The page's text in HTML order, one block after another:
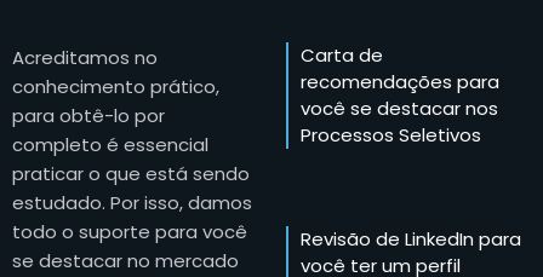
Acreditamos no
conhecimento prático,
para obtê-lo por
completo é essencial
praticar o que está sendo
estudado. Por isso, damos
todo o suporte para você
se destacar no mercado
Carta de
recomendações para
você se destacar nos
Processos Seletivos
Revisão de LinkedIn para
você ter um perfil